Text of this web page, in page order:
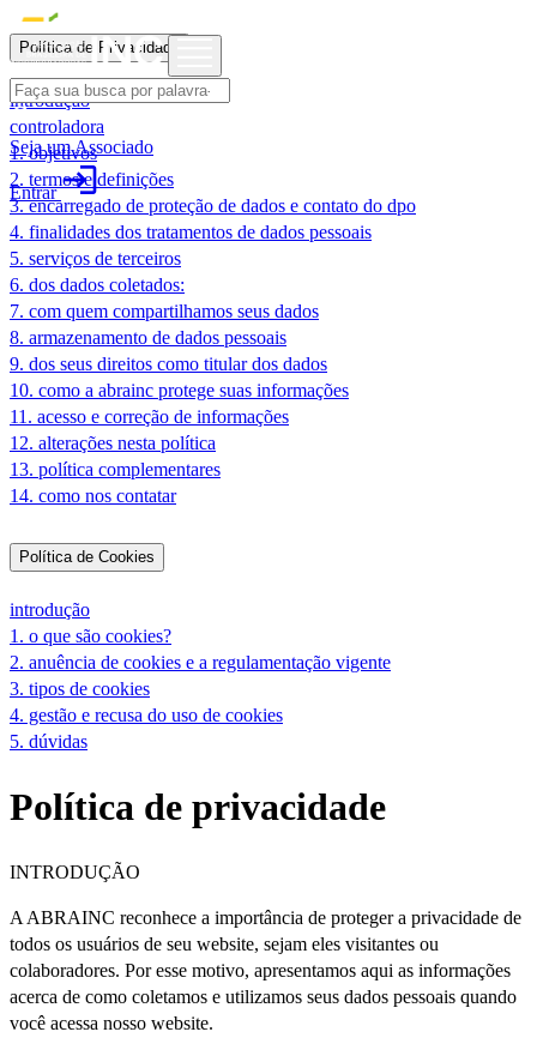
Seja um Associado
Entrarlogin
Política de Privacidade
introdução
controladora
1. objetivos
2. termos e definições
3. encarregado de proteção de dados e contato do dpo
4. finalidades dos tratamentos de dados pessoais
5. serviços de terceiros
6. dos dados coletados:
7. com quem compartilhamos seus dados
8. armazenamento de dados pessoais
9. dos seus direitos como titular dos dados
10. como a abrainc protege suas informações
11. acesso e correção de informações
12. alterações nesta política
13. política complementares
14. como nos contatar
Política de Cookies
introdução
1. o que são cookies?
2. anuência de cookies e a regulamentação vigente
3. tipos de cookies
4. gestão e recusa do uso de cookies
5. dúvidas
Política de privacidade
INTRODUÇÃO
A ABRAINC reconhece a importância de proteger a privacidade de
todos os usuários de seu website, sejam eles visitantes ou
colaboradores. Por esse motivo, apresentamos aqui as informações
acerca de como coletamos e utilizamos seus dados pessoais quando
você acessa nosso website.